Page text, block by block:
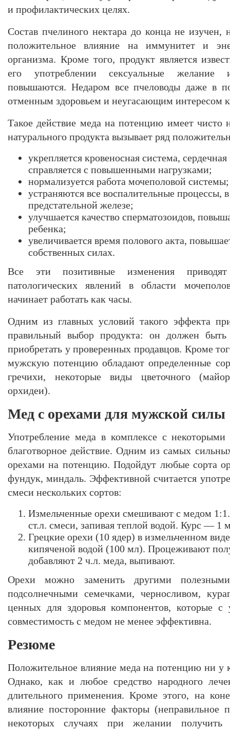
и профилактических целях.
Состав пчелиного нектара до конца не изучен,
положительное влияние на иммунитет и
организма. Кроме того, продукт является
его употреблении сексуальные
повышаются. Недаром все пчеловоды даже в
отменным здоровьем и неугасающим интересом
Такое действие меда на потенцию имеет чисто
натурального продукта вызывает ряд
укрепляется кровеносная система,
справляется с повышенными нагрузками;
нормализуется работа мочеполовой системы;
устраняются все воспалительные процессы,
предстательной железе;
улучшается качество сперматозоидов,
ребенка;
увеличивается время полового акта,
собственных силах.
Все эти позитивные изменения
патологических явлений в области
начинает работать как часы.
Одним из главных условий такого эффекта
правильный выбор продукта: он должен
приобретать у проверенных продавцов. Кроме
мужскую потенцию обладают определенные
гречихи, некоторые виды цветочного
орхидеи).
Мед с орехами для мужской силы
Употребление меда в комплексе с некоторыми
благотворное действие. Одним из самых
орехами на потенцию. Подойдут любые сорта
фундук, миндаль. Эффективной считается
смеси нескольких сортов:
Измельченные орехи смешивают с медом
ст.л. смеси, запивая теплой водой. Курс — 1
Грецкие орехи (10 ядер) в измельченном
кипяченой водой (100 мл). Процеживают
добавляют 2 ч.л. меда, выпивают.
Орехи можно заменить другими
подсолнечными семечками, черносливом,
ценных для здоровья компонентов, которые
совместимость с медом не менее эффективна.
Резюме
Положительное влияние меда на потенцию ни у
Однако, как и любое средство народного
длительного применения. Кроме этого, на
влияние посторонние факторы (неправильное
некоторых случаях при желании получить